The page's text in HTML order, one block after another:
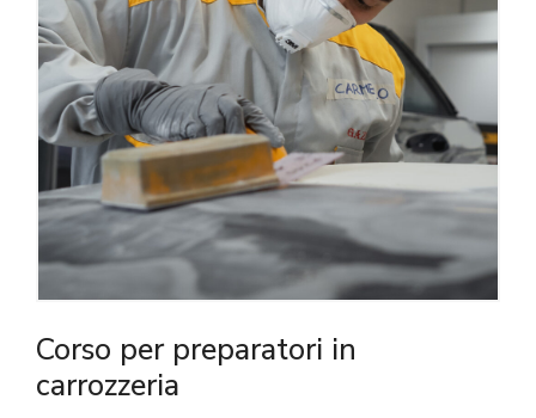
Corso per preparatori in
carrozzeria